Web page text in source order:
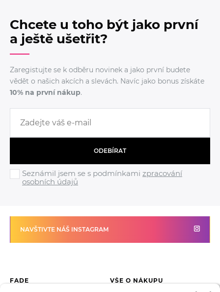
Chcete u toho být jako první
a ještě ušetřit?
Zaregistujte se k odběru novinek a jako první budete
vědět o našich akcích a slevách. Navíc jako bonus získáte
10% na první nákup.
ODEBÍRAT
Seznámil jsem se s podmínkami zpracování
osobních údajů
NAVŠTIVTE NÁŠ INSTAGRAM
FADE
VŠE O NÁKUPU